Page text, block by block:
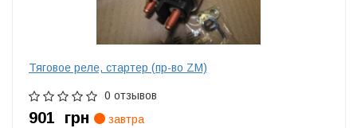
Тяговое реле, стартер (пр-во ZM)
0 отзывов
901 грн
завтра